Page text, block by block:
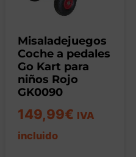
Misaladejuegos
Coche a pedales
Go Kart para
niños Rojo
GK0090
149,99€ IVA
incluido